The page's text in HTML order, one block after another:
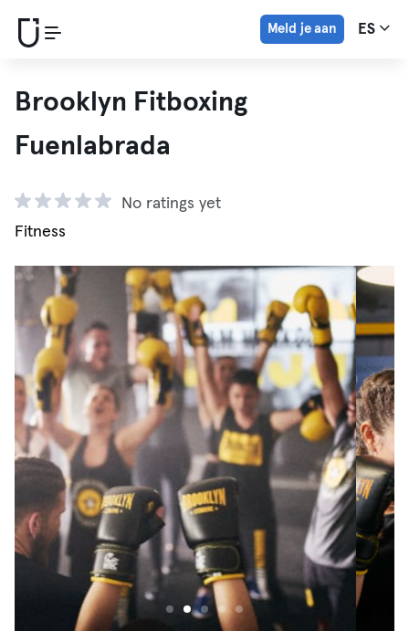
Meld je aan ES
Brooklyn Fitboxing
Fuenlabrada
No ratings yet
Fitness